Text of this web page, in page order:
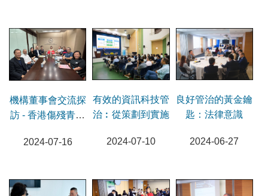
機構董事會交流探
訪 - 香港傷殘青年
2024-07-16
有效的資訊科技管
治︰從策劃到實施
2024-07-10
良好管治的黃金鑰
匙：法律意識
2024-06-27